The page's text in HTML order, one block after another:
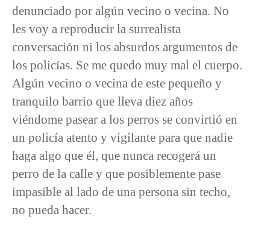
denunciado por algún vecino o vecina. No
les voy a reproducir la surrealista
conversación ni los absurdos argumentos de
los policías. Se me quedo muy mal el cuerpo.
Algún vecino o vecina de este pequeño y
tranquilo barrio que lleva diez años
viéndome pasear a los perros se convirtió en
un policía atento y vigilante para que nadie
haga algo que él, que nunca recogerá un
perro de la calle y que posiblemente pase
impasible al lado de una persona sin techo,
no pueda hacer.